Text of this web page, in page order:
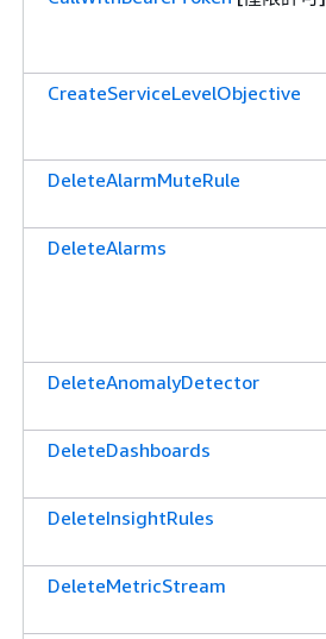
CreateServiceLevelObjective
DeleteAlarmMuteRule
DeleteAlarms
DeleteAnomalyDetector
DeleteDashboards
DeleteInsightRules
DeleteMetricStream